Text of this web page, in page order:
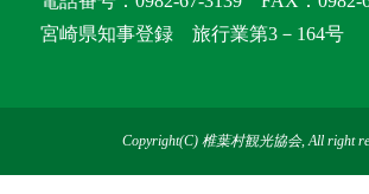
宮崎県知事登録 旅行業第3－164号
Copyright(C) 椎葉村観光協会, All right